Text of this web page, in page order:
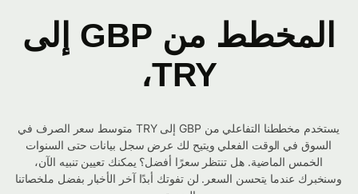
المخطط من GBP إلى
TRY،
يستخدم مخططنا التفاعلي من GBP إلى TRY متوسط ​​سعر الصرف في
السوق في الوقت الفعلي ويتيح لك عرض سجل بيانات حتى السنوات
الخمس الماضية. هل تنتظر سعرًا أفضل؟ يمكنك تعيين تنبيه الآن،
وسنخبرك عندما يتحسن السعر. لن تفوتك أبدًا آخر الأخبار بفضل ملخصاتنا